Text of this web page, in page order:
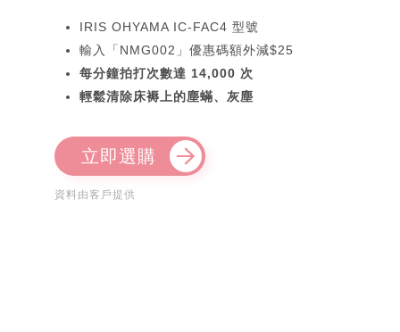
IRIS OHYAMA IC-FAC4 型號
輸入「NMG002」優惠碼額外減$25
每分鐘拍打次數達 14,000 次
輕鬆清除床褥上的塵蟎、灰塵
立即選購
資料由客戶提供